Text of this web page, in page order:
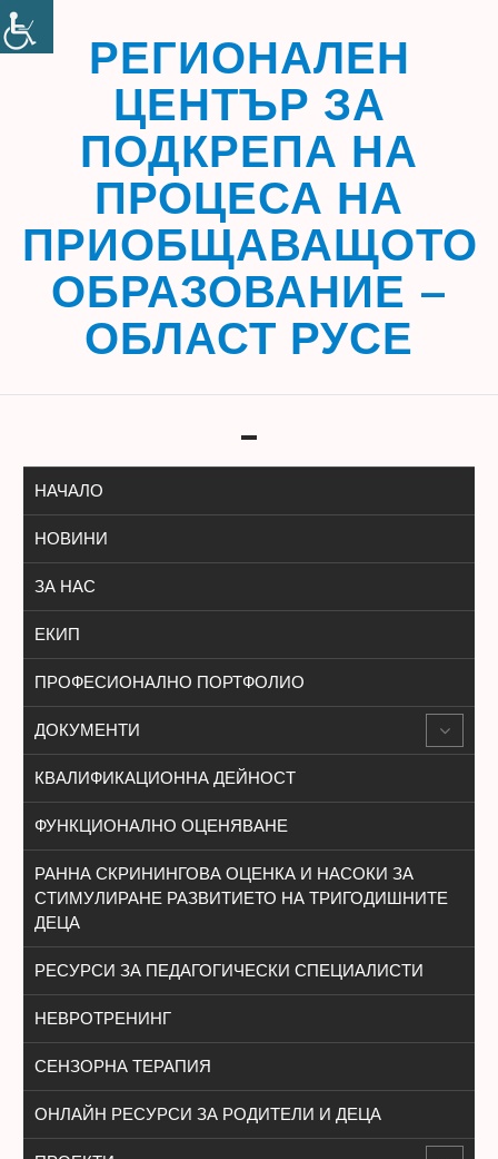
Skip
to
РЕГИОНАЛЕН
ЦЕНТЪР ЗА
ПОДКРЕПА НА
ПРОЦЕСА НА
ПРИОБЩАВАЩОТО
ОБРАЗОВАНИЕ –
ОБЛАСТ РУСЕ
Toggle navigation
НАЧАЛО
НОВИНИ
ЗА НАС
ЕКИП
ПРОФЕСИОНАЛНО ПОРТФОЛИО
ДОКУМЕНТИ
КВАЛИФИКАЦИОННА ДЕЙНОСТ
ФУНКЦИОНАЛНО ОЦЕНЯВАНЕ
РАННА СКРИНИНГОВА ОЦЕНКА И НАСОКИ ЗА
СТИМУЛИРАНЕ РАЗВИТИЕТО НА ТРИГОДИШНИТЕ
ДЕЦА
РЕСУРСИ ЗА ПЕДАГОГИЧЕСКИ СПЕЦИАЛИСТИ
НЕВРОТРЕНИНГ
СЕНЗОРНА ТЕРАПИЯ
ОНЛАЙН РЕСУРСИ ЗА РОДИТЕЛИ И ДЕЦА